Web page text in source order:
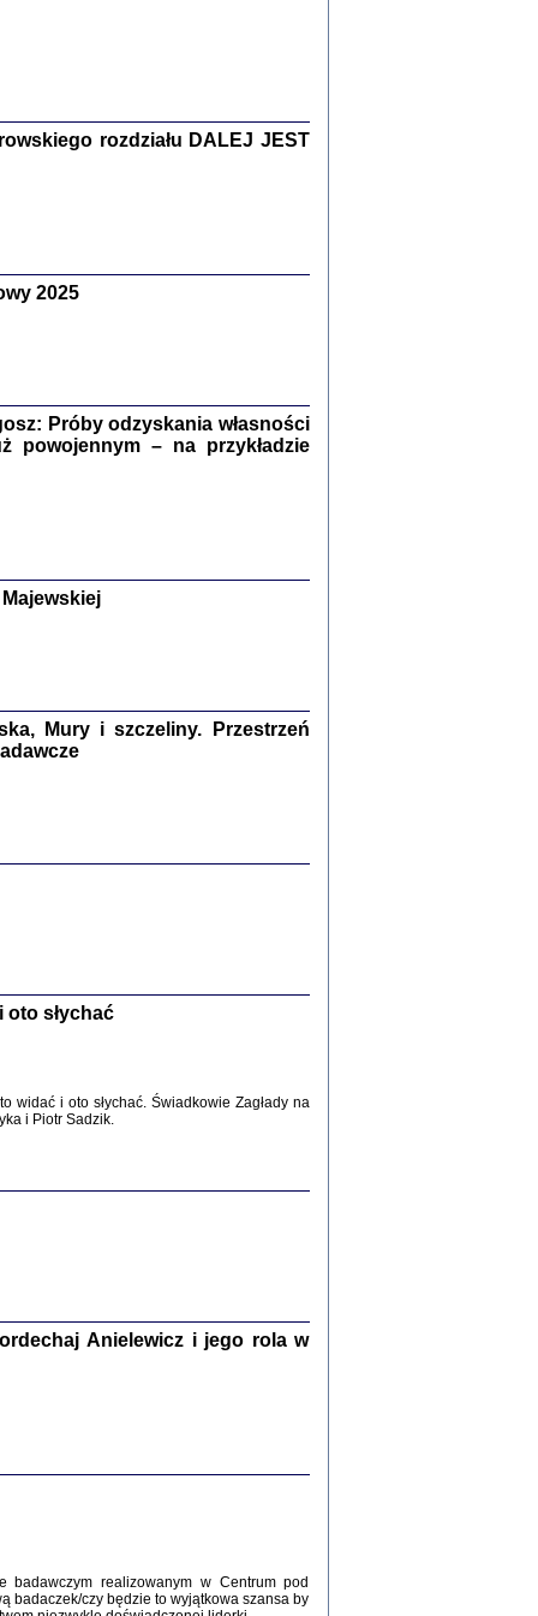
nr 15, R. 2019
Warszawa 2019
Engelking, Jan Grabowski
, oprac. i wstępem opatrzyłaMarta Janczewska
Studia i Materiały
Warszawa 2017
i Mirki Piżyców o życiu w getcie i okupowanej
rozdziału DALEJ JEST
2025
Próby odzyskania własności
powojennym – na przykładzie
Mury i szczeliny. Przestrzeń
oto słychać
widać i oto słychać. Świadkowie Zagłady na
i Piotr Sadzik.
Anielewicz i jego rola w
badawczym realizowanym w Centrum pod
badaczek/czy będzie to wyjątkowa szansa by